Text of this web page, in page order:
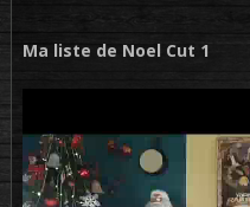
Ma liste de Noel Cut 1
vidéo